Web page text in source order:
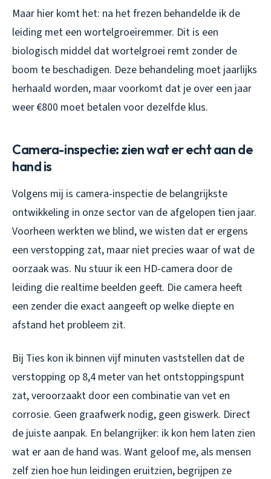
Maar hier komt het: na het frezen behandelde ik de
leiding met een wortelgroeiremmer. Dit is een
biologisch middel dat wortelgroei remt zonder de
boom te beschadigen. Deze behandeling moet jaarlijks
herhaald worden, maar voorkomt dat je over een jaar
weer €800 moet betalen voor dezelfde klus.
Camera-inspectie: zien wat er echt aan de
hand is
Volgens mij is camera-inspectie de belangrijkste
ontwikkeling in onze sector van de afgelopen tien jaar.
Voorheen werkten we blind, we wisten dat er ergens
een verstopping zat, maar niet precies waar of wat de
oorzaak was. Nu stuur ik een HD-camera door de
leiding die realtime beelden geeft. Die camera heeft
een zender die exact aangeeft op welke diepte en
afstand het probleem zit.
Bij Ties kon ik binnen vijf minuten vaststellen dat de
verstopping op 8,4 meter van het ontstoppingspunt
zat, veroorzaakt door een combinatie van vet en
corrosie. Geen graafwerk nodig, geen giswerk. Direct
de juiste aanpak. En belangrijker: ik kon hem laten zien
wat er aan de hand was. Want geloof me, als mensen
zelf zien hoe hun leidingen eruitzien, begrijpen ze